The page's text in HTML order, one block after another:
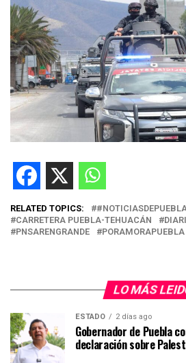
RELATED TOPICS:
CARRETERA PUEBLA-TEHUACÁN
PNSARENGRANDE
PORAMORAPUEBLA
LO MÁS
ESTADO 2 días ago
Gobernador de Puebla
declaración sobre